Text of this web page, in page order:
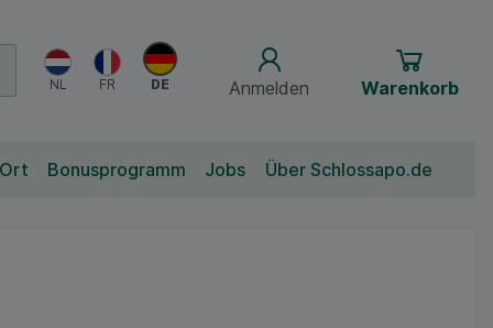
Anmelden Warenkorb
Bonusprogramm Jobs Über Schlossapo.de